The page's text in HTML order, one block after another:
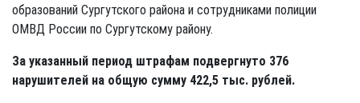
образований Сургутского района и сотрудниками полиции
ОМВД России по Сургутскому району.
За указанный период штрафам подвергнуто 376
нарушителей на общую сумму 422,5 тыс. рублей.